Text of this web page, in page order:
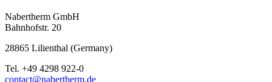
Nabertherm GmbH
Bahnhofstr. 20
28865 Lilienthal (Germany)
Tel. +49 4298 922-0
contact@nabertherm.de